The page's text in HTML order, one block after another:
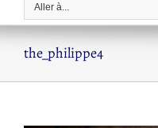
Aller à...
the_philippe4